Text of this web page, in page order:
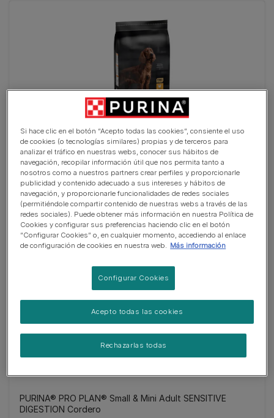
PURINA® PRO PLAN® Large Athletic EVERYDAY
NUTRITION Adult
(6)
PURINA® PRO PLAN® Small & Mini Adult SENSITIVE
DIGESTION Cordero
Si hace clic en el botón “Acepto todas las cookies”, consiente el uso
de cookies (o tecnologías similares) propias y de terceros para
analizar el tráfico en nuestras webs, conocer sus hábitos de
navegación, recopilar información útil que nos permita tanto a
nosotros como a nuestros partners crear perfiles y proporcionarle
publicidad y contenido adecuado a sus intereses y hábitos de
navegación, y proporcionarle funcionalidades de redes sociales
(permitiéndole compartir contenido de nuestras webs a través de las
redes sociales). Puede obtener más información en nuestra Política de
Cookies y configurar sus preferencias haciendo clic en el botón
“Configurar Cookies” o, en cualquier momento, accediendo al enlace
de configuración de cookies en nuestra web.
Más información
Configurar Cookies
Rechazarlas todas
Acepto todas las cookies